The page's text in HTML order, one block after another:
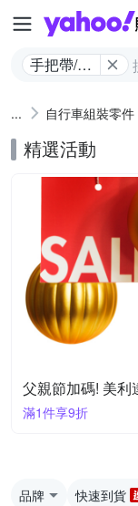
手把帶/握
自行車組裝零件
精選活動
父親節加碼! 美利
滿1件享9折
品牌 快速到貨